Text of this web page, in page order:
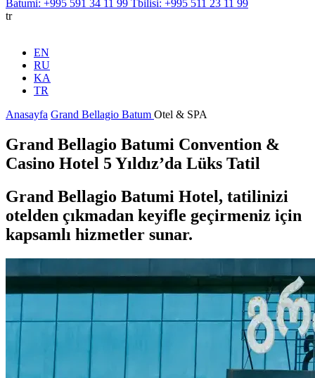
Batumi: +995 591 34 11 99 Tbilisi: +995 511 23 11 99
tr
EN
RU
KA
TR
Anasayfa Grand Bellagio Batum Otel & SPA
Grand Bellagio Batumi Convention &
Casino Hotel 5 Yıldız’da Lüks Tatil
Grand Bellagio Batumi Hotel, tatilinizi
otelden çıkmadan keyifle geçirmeniz için
kapsamlı hizmetler sunar.